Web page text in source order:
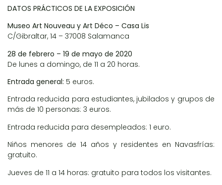
DATOS PRÁCTICOS DE LA EXPOSICIÓN
Museo Art Nouveau y Art Déco – Casa Lis
C/Gibraltar, 14 – 37008 Salamanca
28 de febrero – 19 de mayo de 2020
De lunes a domingo, de 11 a 20 horas.
Entrada general: 5 euros.
Entrada reducida para estudiantes, jubilados y grupos de
más de 10 personas: 3 euros.
Entrada reducida para desempleados: 1 euro.
Niños menores de 14 años y residentes en Navasfrías:
gratuito.
Jueves de 11 a 14 horas: gratuito para todos los visitantes.